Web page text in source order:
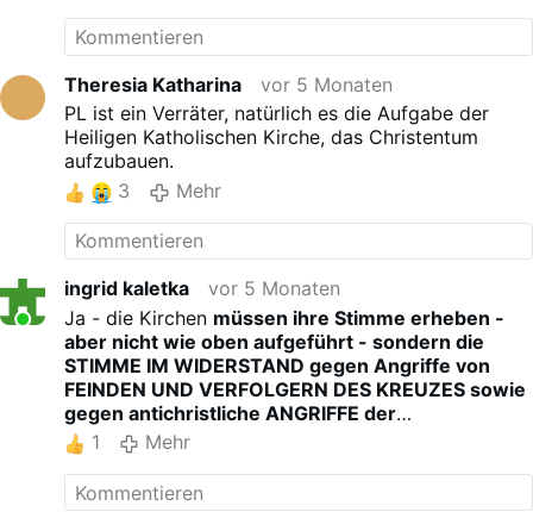
Theresia Katharina
vor 5 Monaten
PL ist ein Verräter, natürlich es die Aufgabe der
Heiligen Katholischen Kirche, das Christentum
aufzubauen.
3
Mehr
ingrid kaletka
vor 5 Monaten
Ja - die Kirchen müssen ihre Stimme erheben -
aber nicht wie oben aufgeführt - sondern die
STIMME IM WIDERSTAND gegen Angriffe von
FEINDEN UND VERFOLGERN DES KREUZES sowie
gegen antichristliche ANGRIFFE der
VERÄNDERUNGEN DER EWIGEN LEHRE CHRISTI
durch Anerkennung der Sünde! Der christliche
Glaube soll nicht für "politische Zwecke" benutzt
1 Mehr